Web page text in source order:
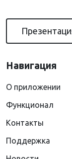
Навигация
О приложении
Функционал
Контакты
Поддержка